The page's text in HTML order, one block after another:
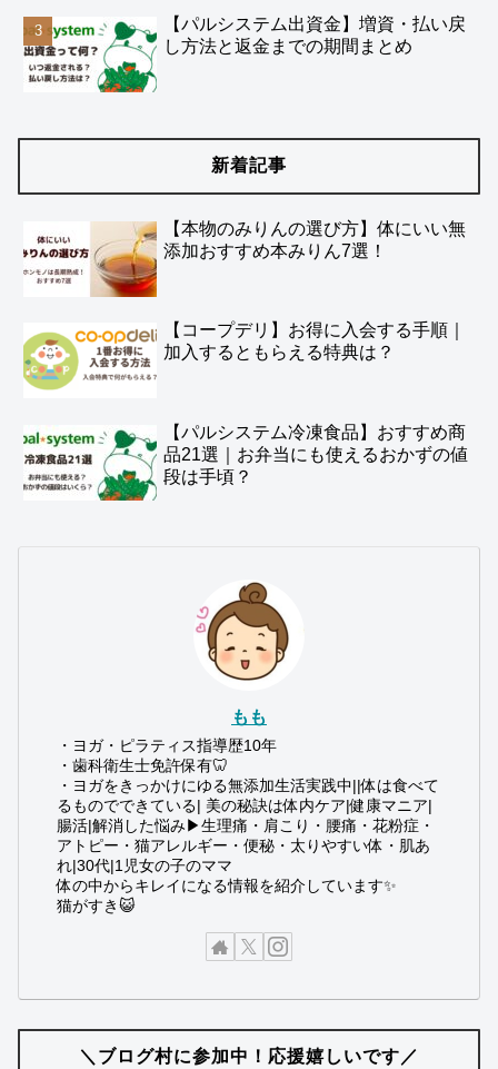
【パルシステム出資金】増資・払い戻
し方法と返金までの期間まとめ
新着記事
【本物のみりんの選び方】体にいい無
添加おすすめ本みりん7選！
【コープデリ】お得に入会する手順｜
加入するともらえる特典は？
【パルシステム冷凍食品】おすすめ商
品21選｜お弁当にも使えるおかずの値
段は手頃？
もも
・ヨガ・ピラティス指導歴10年
・歯科衛生士免許保有🦷
・ヨガをきっかけにゆる無添加生活実践中||体は食べて
るものでできている| 美の秘訣は体内ケア|健康マニア|
腸活|解消した悩み▶︎生理痛・肩こり・腰痛・花粉症・
アトピー・猫アレルギー・便秘・太りやすい体・肌あ
れ|30代|1児女の子のママ
体の中からキレイになる情報を紹介しています✨
猫がすき😺
＼ブログ村に参加中！応援嬉しいです／